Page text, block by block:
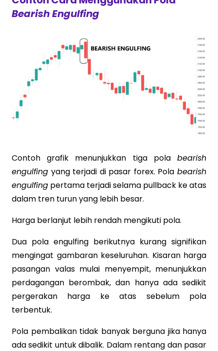
Bearish Engulfing
Contoh grafik menunjukkan tiga pola bearish
engulfing yang terjadi di pasar forex. Pola bearish
engulfing pertama terjadi selama pullback ke atas
dalam tren turun yang lebih besar.
Harga berlanjut lebih rendah mengikuti pola.
Dua pola engulfing berikutnya kurang signifikan
mengingat gambaran keseluruhan. Kisaran harga
pasangan valas mulai menyempit, menunjukkan
perdagangan berombak, dan hanya ada sedikit
pergerakan harga ke atas sebelum pola
terbentuk.
Pola pembalikan tidak banyak berguna jika hanya
ada sedikit untuk dibalik. Dalam rentang dan pasar